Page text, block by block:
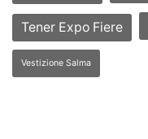
Tener Expo Fiere
Vestizione Salma